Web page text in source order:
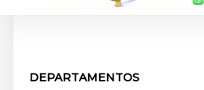
DEPARTAMENTOS